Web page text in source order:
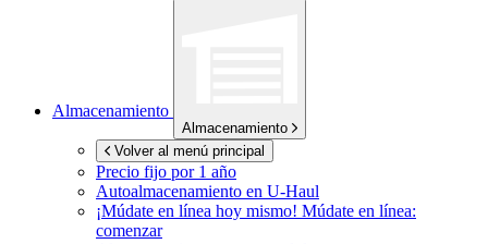
Almacenamiento
Almacenamiento
Volver al menú principal
Precio fijo por 1 año
Autoalmacenamiento en U-Haul
¡Múdate en línea hoy mismo! Múdate en línea:
comenzar